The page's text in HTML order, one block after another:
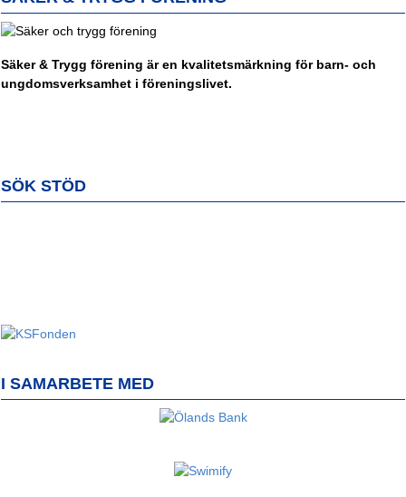
Säker & Trygg förening är en kvalitetsmärkning för barn- och
ungdomsverksamhet i föreningslivet.
SÖK STÖD
I SAMARBETE MED